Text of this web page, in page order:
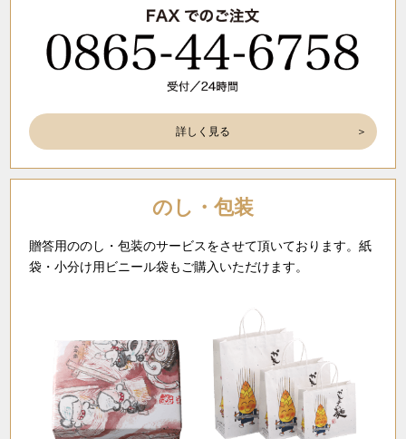
詳しく見る
のし・包装
贈答用ののし・包装のサービスをさせて頂いております。紙
袋・小分け用ビニール袋もご購入いただけます。